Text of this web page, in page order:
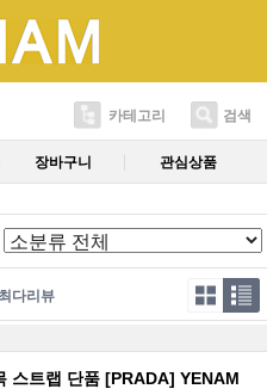
카테고리 검색
장바구니 관심상품
최다리뷰
스트랩 단품 [PRADA] YENAM